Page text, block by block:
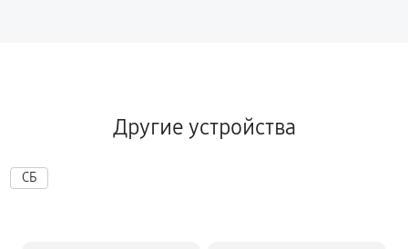
Другие устройства
СБ